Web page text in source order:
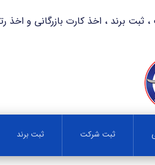
برند ، اخذ کارت بازرگانی و اخذ رتبه بندی
ثبت شرکت ثبت برند